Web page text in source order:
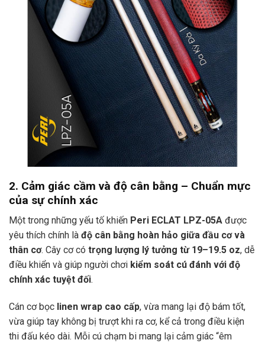
2. Cảm giác cầm và độ cân bằng – Chuẩn mực
của sự chính xác
Một trong những yếu tố khiến Peri ECLAT LPZ-05A được
yêu thích chính là độ cân bằng hoàn hảo giữa đầu cơ và
thân cơ. Cây cơ có trọng lượng lý tưởng từ 19–19.5 oz, dễ
điều khiển và giúp người chơi kiểm soát cú đánh với độ
chính xác tuyệt đối.
Cán cơ bọc linen wrap cao cấp, vừa mang lại độ bám tốt,
vừa giúp tay không bị trượt khi ra cơ, kể cả trong điều kiện
thi đấu kéo dài. Mỗi cú chạm bi mang lại cảm giác “êm